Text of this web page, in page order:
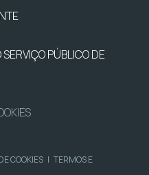
PÚBLICO DE
COOKIES | TERMOS E